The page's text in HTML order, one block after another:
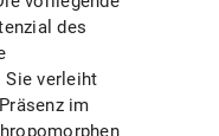
des
Sie verleiht
im